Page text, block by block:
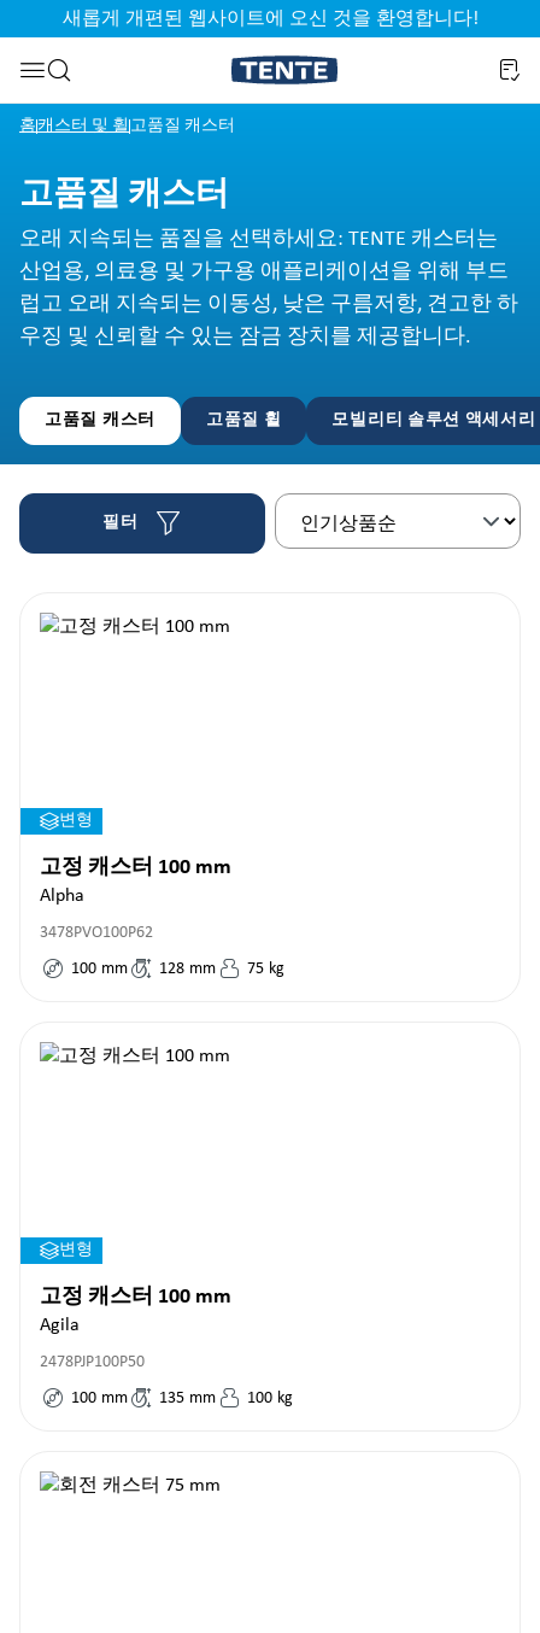
검색으로 건너뛰기
새롭게 개편된 웹사이트에 오신 것을 환영합니다!
홈캐스터 및 휠 고품질 캐스터
고품질 캐스터
오래 지속되는 품질을 선택하세요: TENTE 캐스터는
산업용, 의료용 및 가구용 애플리케이션을 위해 부드
럽고 오래 지속되는 이동성, 낮은 구름저항, 견고한 하
우징 및 신뢰할 수 있는 잠금 장치를 제공합니다.
고품질 캐스터 고품질 휠 모빌리티 솔루션 액세서리
필터
변형
고정 캐스터 100 mm
Alpha
3478PVO100P62
100 mm 128 mm 75 kg
변형
고정 캐스터 100 mm
Agila
2478PJP100P50
100 mm 135 mm 100 kg